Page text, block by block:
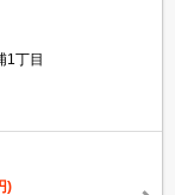
1丁目
)